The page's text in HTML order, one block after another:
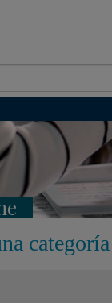
categoría